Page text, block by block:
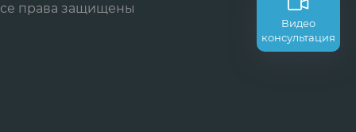
Видео
консультация
права защищены